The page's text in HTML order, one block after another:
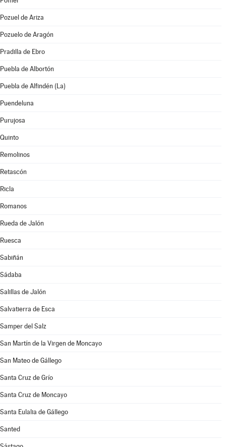
Pozuel de Ariza
Pozuelo de Aragón
Pradilla de Ebro
Puebla de Albortón
Puebla de Alfindén (La)
Puendeluna
Purujosa
Quinto
Remolinos
Retascón
Ricla
Romanos
Rueda de Jalón
Ruesca
Sabiñán
Sádaba
Salillas de Jalón
Salvatierra de Esca
Samper del Salz
San Martín de la Virgen de Moncayo
San Mateo de Gállego
Santa Cruz de Grío
Santa Cruz de Moncayo
Santa Eulalia de Gállego
Santed